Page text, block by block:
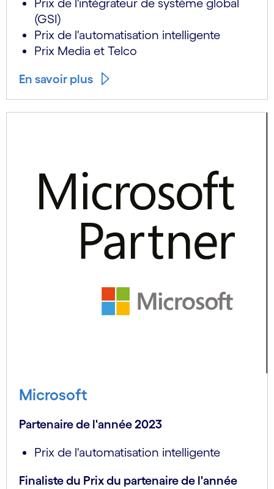
Prix de l'intégrateur de système global
(GSI)
Prix de l'automatisation intelligente
Prix Media et Telco
En savoir plus
Microsoft
Partenaire de l'année 2023
Prix de l'automatisation intelligente
Finaliste du Prix du partenaire de l'année